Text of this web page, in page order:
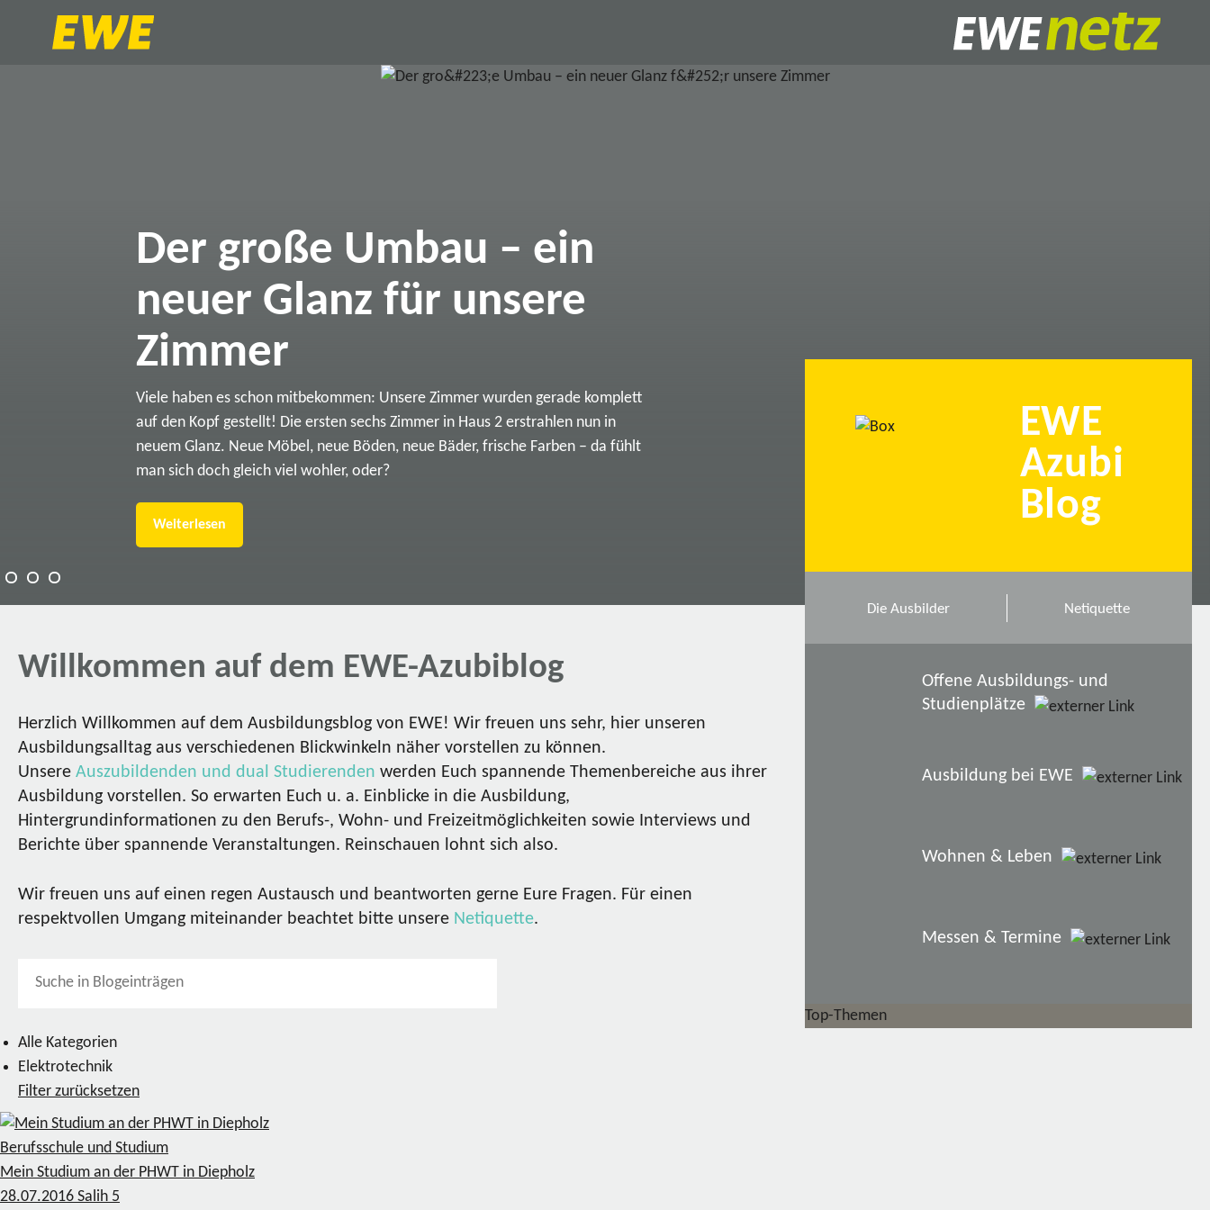
Der große Umbau – ein
neuer Glanz für unsere
Zimmer
Viele haben es schon mitbekommen: Unsere Zimmer wurden gerade komplett
auf den Kopf gestellt! Die ersten sechs Zimmer in Haus 2 erstrahlen nun in
neuem Glanz. Neue Möbel, neue Böden, neue Bäder, frische Farben – da fühlt
man sich doch gleich viel wohler, oder?
Weiterlesen
Willkommen auf dem EWE-Azubiblog
Herzlich Willkommen auf dem Ausbildungsblog von EWE! Wir freuen uns sehr, hier unseren
Ausbildungsalltag aus verschiedenen Blickwinkeln näher vorstellen zu können.
Unsere Auszubildenden und dual Studierenden werden Euch spannende Themenbereiche aus ihrer
Ausbildung vorstellen. So erwarten Euch u. a. Einblicke in die Ausbildung,
Hintergrundinformationen zu den Berufs-, Wohn- und Freizeitmöglichkeiten sowie Interviews und
Berichte über spannende Veranstaltungen. Reinschauen lohnt sich also.
Wir freuen uns auf einen regen Austausch und beantworten gerne Eure Fragen. Für einen
respektvollen Umgang miteinander beachtet bitte unsere Netiquette.
Alle Kategorien
Elektrotechnik
Filter zurücksetzen
EWE
Azubi
Blog
Die Ausbilder Netiquette
Offene Ausbildungs- und
Studienplätze
Ausbildung bei EWE
Wohnen & Leben
Messen & Termine
Top-Themen
Berufsschule und Studium
Mein Studium an der PHWT in Diepholz
28.07.2016 Salih 5